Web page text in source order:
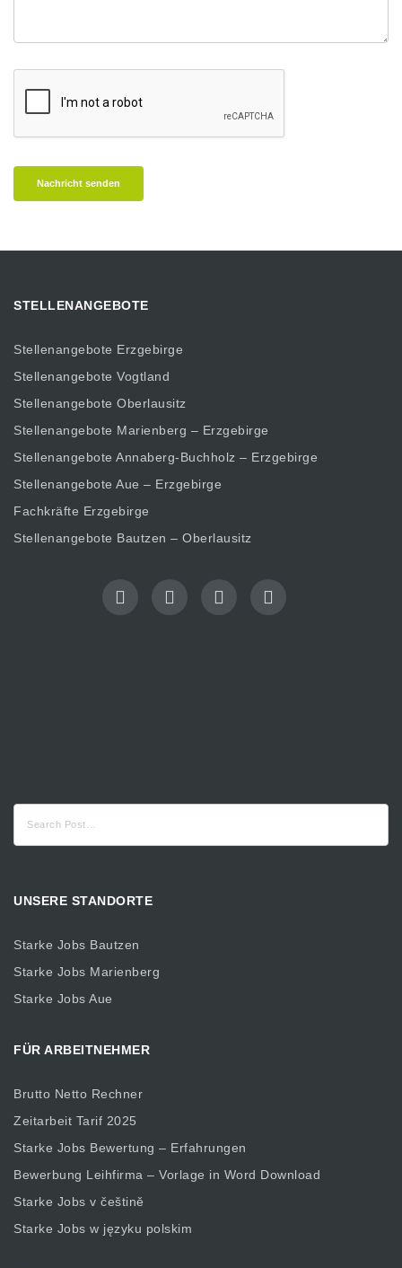
Nachricht senden
STELLENANGEBOTE
Stellenangebote Erzgebirge
Stellenangebote Vogtland
Stellenangebote Oberlausitz
Stellenangebote Marienberg – Erzgebirge
Stellenangebote Annaberg-Buchholz – Erzgebirge
Stellenangebote Aue – Erzgebirge
Fachkräfte Erzgebirge
Stellenangebote Bautzen – Oberlausitz
nach:
UNSERE STANDORTE
Starke Jobs Bautzen
Starke Jobs Marienberg
Starke Jobs Aue
FÜR ARBEITNEHMER
Brutto Netto Rechner
Zeitarbeit Tarif 2025
Starke Jobs Bewertung – Erfahrungen
Bewerbung Leihfirma – Vorlage in Word Download
Starke Jobs v češtině
Starke Jobs w języku polskim